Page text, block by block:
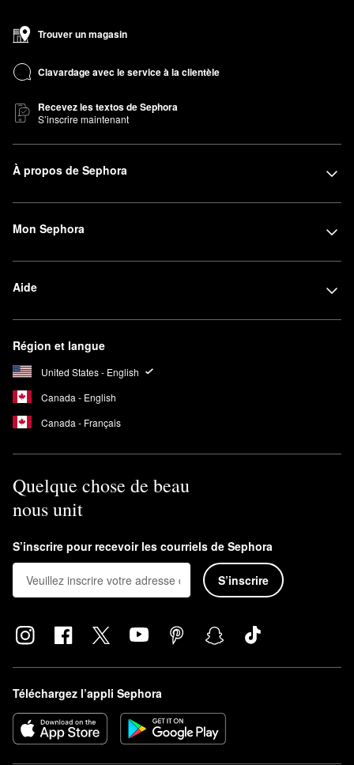
Trouver un magasin
Clavardage avec le service à la clientèle
Recevez les textos de Sephora
S’inscrire maintenant
À propos de Sephora
Mon Sephora
Aide
Région et langue
United States - English
Canada - English
Canada - Français
Quelque chose de beau
nous unit
S’inscrire pour recevoir les courriels de Sephora
S’inscrire
Téléchargez l’appli Sephora